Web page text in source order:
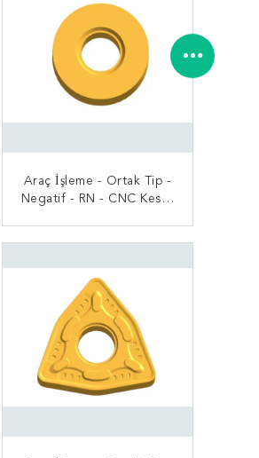
Araç İşleme - Ortak Tip -
Negatif - RN - CNC Kesici
ŞIMDI BAŞVURUN